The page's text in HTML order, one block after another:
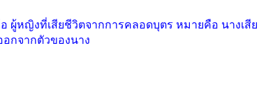
ผู้หญิงที่เสียชีวิตจากการคลอดบุตร หมายคือ นางเสีย
กจากตัวของนาง